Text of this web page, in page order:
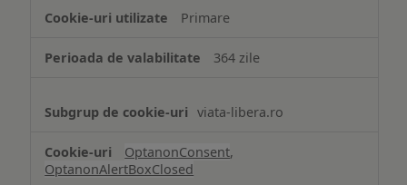
necesare
Primare
364 zile
viata-libera.ro
OptanonConsent,
OptanonAlertBoxClosed